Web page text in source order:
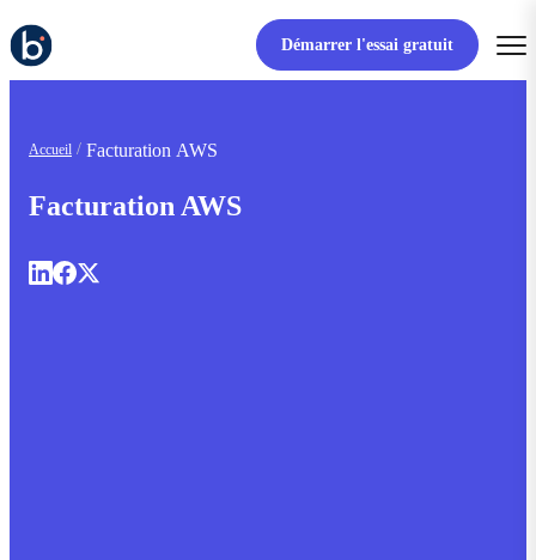
Démarrer l'essai gratuit
Accueil Facturation AWS
Facturation AWS